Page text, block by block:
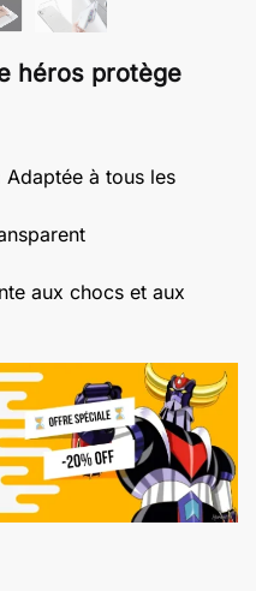
héros protège
à tous les
aux chocs et aux